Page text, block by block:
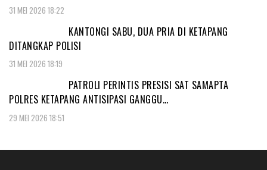
31 MEI 2026 18:22
KANTONGI SABU, DUA PRIA DI KETAPANG
DITANGKAP POLISI
31 MEI 2026 18:19
PATROLI PERINTIS PRESISI SAT SAMAPTA
POLRES KETAPANG ANTISIPASI GANGGU…
29 MEI 2026 18:51